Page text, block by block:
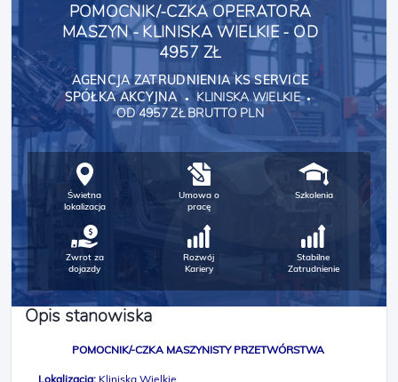
POMOCNIK/-CZKA OPERATORA
MASZYN - KLINISKA WIELKIE - OD
4957 ZŁ
AGENCJA ZATRUDNIENIA KS SERVICE
SPÓŁKA AKCYJNA
KLINISKA WIELKIE
OD 4957 ZŁ BRUTTO PLN
Świetna
lokalizacja
Umowa o
pracę
Szkolenia
Zwrot za
dojazdy
Rozwój
Kariery
Stabilne
Zatrudnienie
Opis stanowiska
POMOCNIK/-CZKA MASZYNISTY PRZETWÓRSTWA
Lokalizacja: Kliniska Wielkie